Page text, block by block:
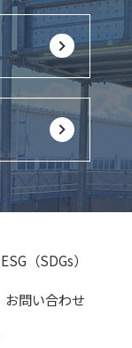
ESG（SDGs）
お問い合わせ